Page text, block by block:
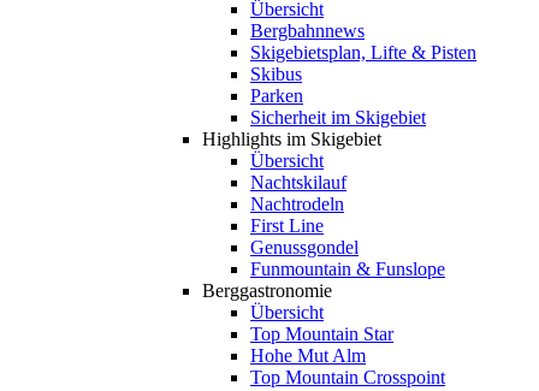
Übersicht
Bergbahnnews
Skigebietsplan, Lifte & Pisten
Skibus
Parken
Sicherheit im Skigebiet
Highlights im Skigebiet
Übersicht
Nachtskilauf
Nachtrodeln
First Line
Genussgondel
Funmountain & Funslope
Berggastronomie
Übersicht
Top Mountain Star
Hohe Mut Alm
Top Mountain Crosspoint